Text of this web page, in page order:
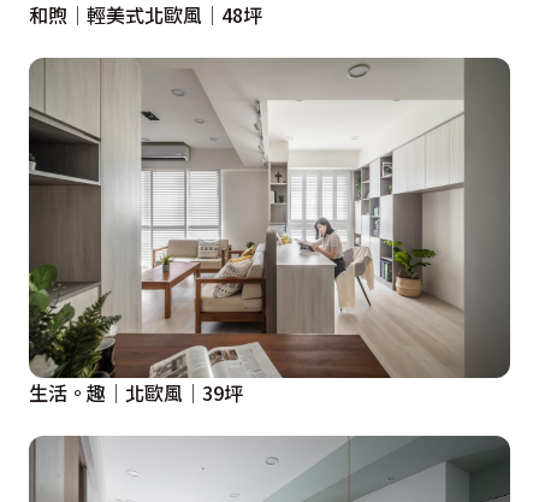
和煦│輕美式北歐風│48坪
生活。趣│北歐風│39坪